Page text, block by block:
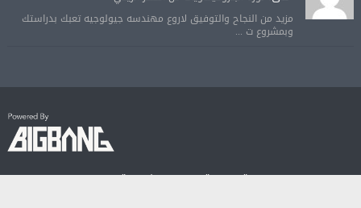
مزيد من النجاح والتوفيق لاروع مهندسه جيولوجيه تعبك بدراستك
وبمشروع ت ...
© جميع الحقوق محفوظة لصحيفة الجودة الالكترونية 2018